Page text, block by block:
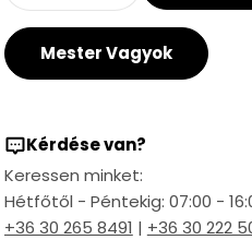
Mester Vagyok
Kérdése van?
Keressen minket:
Hétfőtől - Péntekig: 07:00 -
+36 30 265 8491 | +36 30 222